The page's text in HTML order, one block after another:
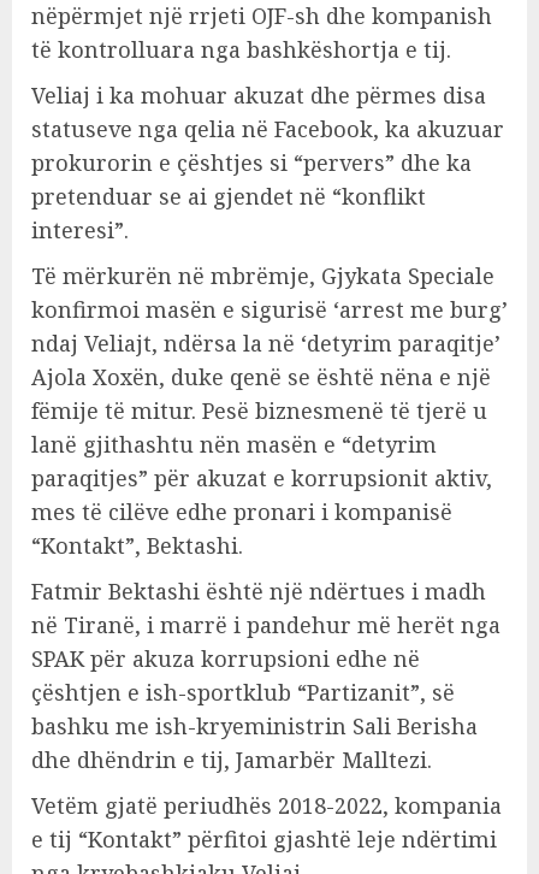
nëpërmjet një rrjeti OJF-sh dhe kompanish
të kontrolluara nga bashkëshortja e tij.
Veliaj i ka mohuar akuzat dhe përmes disa
statuseve nga qelia në Facebook, ka akuzuar
prokurorin e çështjes si “pervers” dhe ka
pretenduar se ai gjendet në “konflikt
interesi”.
Të mërkurën në mbrëmje, Gjykata Speciale
konfirmoi masën e sigurisë ‘arrest me burg’
ndaj Veliajt, ndërsa la në ‘detyrim paraqitje’
Ajola Xoxën, duke qenë se është nëna e një
fëmije të mitur. Pesë biznesmenë të tjerë u
lanë gjithashtu nën masën e “detyrim
paraqitjes” për akuzat e korrupsionit aktiv,
mes të cilëve edhe pronari i kompanisë
“Kontakt”, Bektashi.
Fatmir Bektashi është një ndërtues i madh
në Tiranë, i marrë i pandehur më herët nga
SPAK për akuza korrupsioni edhe në
çështjen e ish-sportklub “Partizanit”, së
bashku me ish-kryeministrin Sali Berisha
dhe dhëndrin e tij, Jamarbër Malltezi.
Vetëm gjatë periudhës 2018-2022, kompania
e tij “Kontakt” përfitoi gjashtë leje ndërtimi